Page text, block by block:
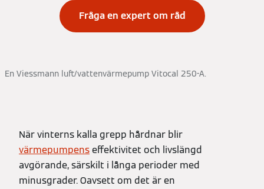
Fråga en expert om råd
En Viessmann luft/vattenvärmepump Vitocal 250-A.
När vinterns kalla grepp hårdnar blir
värmepumpenseffektivitet och livslängd
avgörande, särskilt i långa perioder med
minusgrader. Oavsett om det är en